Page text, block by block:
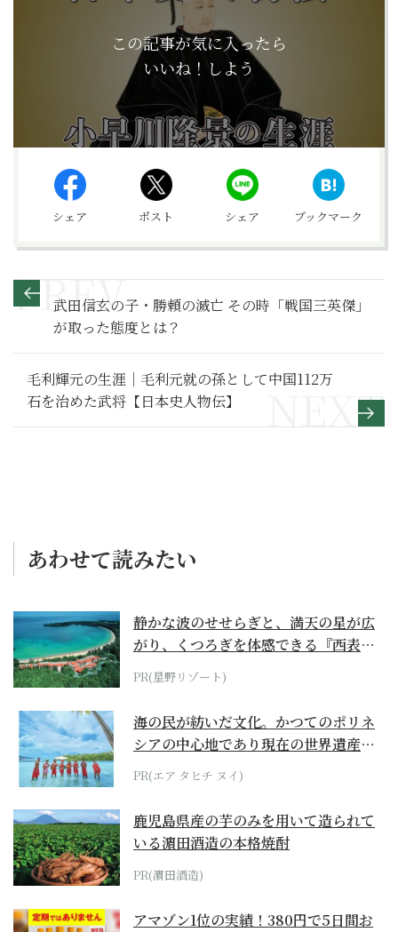
この記事が気に入ったら
いいね！しよう
シェア ポスト シェア ブックマーク
武田信玄の子・勝頼の滅亡 その時「戦国三英傑」
が取った態度とは？
毛利輝元の生涯｜毛利元就の孫として中国112万
石を治めた武将【日本史人物伝】
あわせて読みたい
静かな波のせせらぎと、満天の星が広
がり、くつろぎを体感できる『西表島
ホテル by...
PR(星野リゾート)
海の民が紡いだ文化。かつてのポリネ
シアの中心地であり現在の世界遺産か
らみえてくる...
PR(エア タヒチ ヌイ)
鹿児島県産の芋のみを用いて造られて
いる濵田酒造の本格焼酎
PR(濵田酒造)
アマゾン1位の実績！380円で5日間お